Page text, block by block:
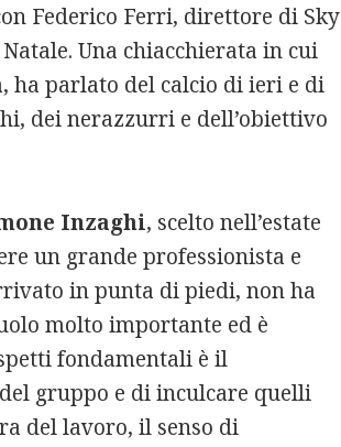
Federico Ferri, direttore di Sky
Una chiacchierata in cui
ha parlato del calcio di ieri e di
dei nerazzurri e dell’obiettivo
Inzaghi, scelto nell’estate
un grande professionista e
in punta di piedi, non ha
molto importante ed è
fondamentali è il
gruppo e di inculcare quelli
del lavoro, il senso di